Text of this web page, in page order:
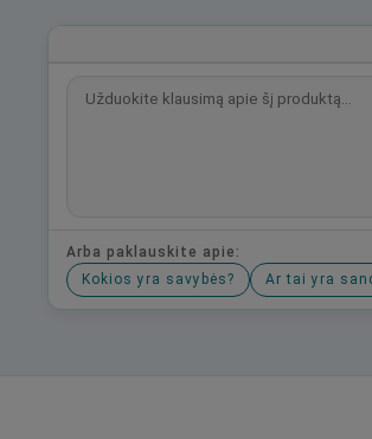
Arba paklauskite apie:
Kokios yra savybės?
Ar tai yra